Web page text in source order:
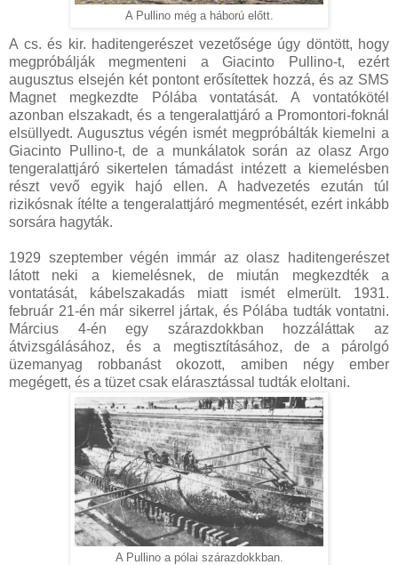
A Pullino még a háború előtt.
A cs. és kir. haditengerészet vezetősége úgy döntött, hogy
megpróbálják megmenteni a Giacinto Pullino-t, ezért
augusztus elsején két pontont erősítettek hozzá, és az SMS
Magnet megkezdte Pólába vontatását. A vontatókötél
azonban elszakadt, és a tengeralattjáró a Promontori-foknál
elsüllyedt. Augusztus végén ismét megpróbálták kiemelni a
Giacinto Pullino-t, de a munkálatok során az olasz Argo
tengeralattjáró sikertelen támadást intézett a kiemelésben
részt vevő egyik hajó ellen. A hadvezetés ezután túl
rizikósnak ítélte a tengeralattjáró megmentését, ezért inkább
sorsára hagyták.
1929 szeptember végén immár az olasz haditengerészet
látott neki a kiemelésnek, de miután megkezdték a
vontatását, kábelszakadás miatt ismét elmerült. 1931.
február 21-én már sikerrel jártak, és Pólába tudták vontatni.
Március 4-én egy szárazdokkban hozzáláttak az
átvizsgálásához, és a megtisztításához, de a párolgó
üzemanyag robbanást okozott, amiben négy ember
megégett, és a tüzet csak elárasztással tudták eloltani.
A Pullino a pólai szárazdokkban.